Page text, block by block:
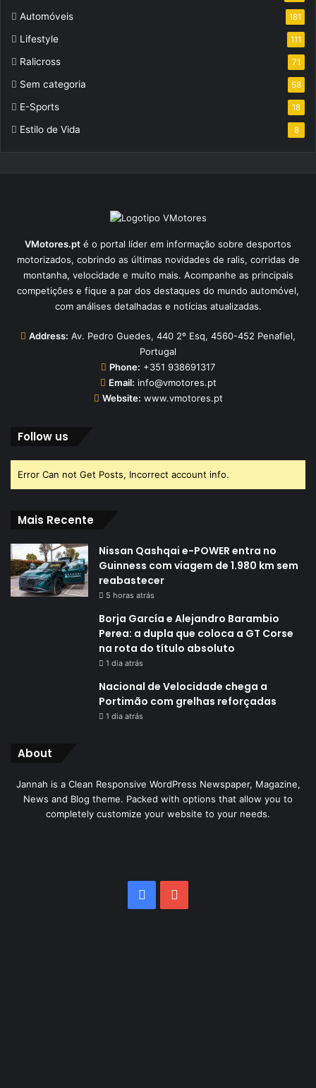
Automóveis 181
Lifestyle 111
Ralicross 71
Sem categoria 58
E-Sports 18
Estilo de Vida 8
VMotores.pt é o portal líder em informação sobre desportos
motorizados, cobrindo as últimas novidades de ralis, corridas de
montanha, velocidade e muito mais. Acompanhe as principais
competições e fique a par dos destaques do mundo automóvel,
com análises detalhadas e notícias atualizadas.
Address: Av. Pedro Guedes, 440 2º Esq, 4560-452 Penafiel,
Portugal
Phone: +351 938691317
Email: info@vmotores.pt
Website: www.vmotores.pt
Follow us
Error Can not Get Posts, Incorrect account info.
Mais Recente
Nissan Qashqai e-POWER entra no
Guinness com viagem de 1.980 km sem
reabastecer
5 horas atrás
Borja García e Alejandro Barambio
Perea: a dupla que coloca a GT Corse
na rota do título absoluto
1 dia atrás
Nacional de Velocidade chega a
Portimão com grelhas reforçadas
1 dia atrás
About
Jannah is a Clean Responsive WordPress Newspaper, Magazine,
News and Blog theme. Packed with options that allow you to
completely customize your website to your needs.
Facebook